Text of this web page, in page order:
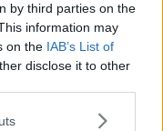
by third parties on the
information may
on the IAB’s List of
disclose it to other
)